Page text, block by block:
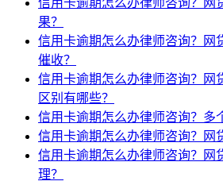
果？
信用卡逾期怎么办律师咨询？网
催收？
信用卡逾期怎么办律师咨询？网
区别有哪些？
信用卡逾期怎么办律师咨询？多
信用卡逾期怎么办律师咨询？网
信用卡逾期怎么办律师咨询？网
理？